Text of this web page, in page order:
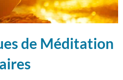
de Méditation